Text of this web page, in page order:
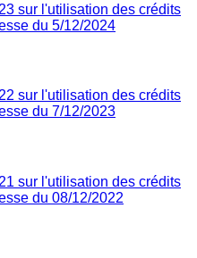
sur l'utilisation des crédits
du 5/12/2024
sur l'utilisation des crédits
du 7/12/2023
sur l'utilisation des crédits
du 08/12/2022